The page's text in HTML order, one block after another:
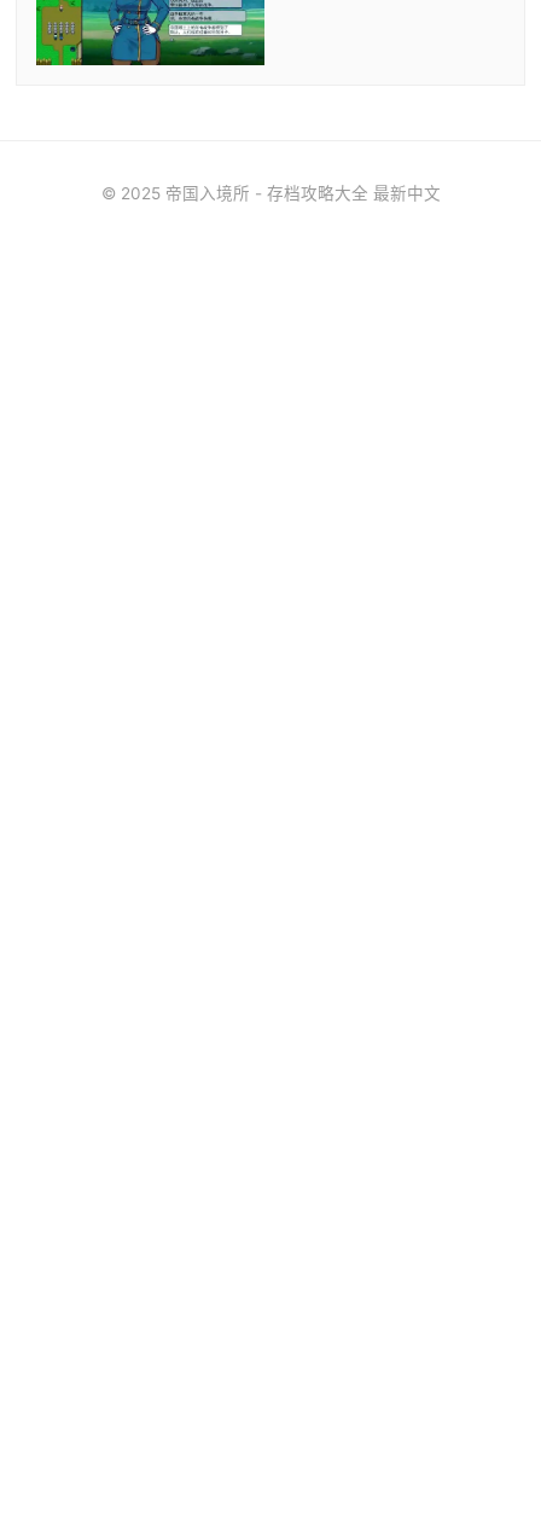
© 2025 帝国入境所 - 存档攻略大全 最新中文